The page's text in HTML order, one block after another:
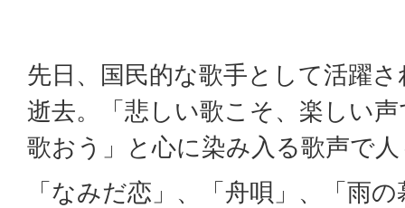
先日、国民的な歌手として活躍
逝去。「悲しい歌こそ、楽しい
歌おう」と心に染み入る歌声で
「なみだ恋」、「舟唄」、「雨